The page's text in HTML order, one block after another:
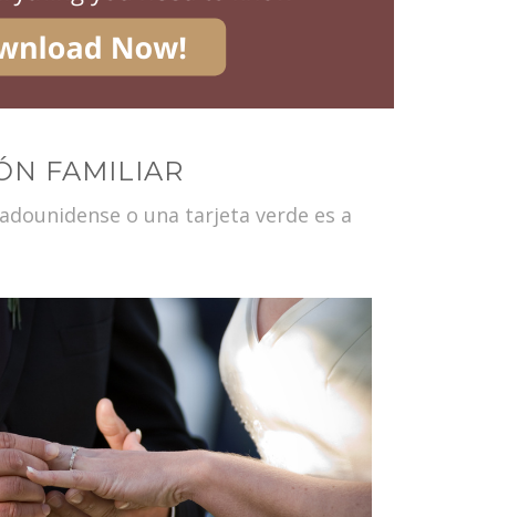
FAMILIAR
o una tarjeta verde es a